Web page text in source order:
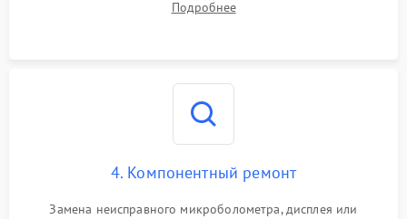
интерфейсов связи. Выявление сгоревших SMD-компонентов
Подробнее
4. Компонентный ремонт
Замена неисправного микроболометра, дисплея или